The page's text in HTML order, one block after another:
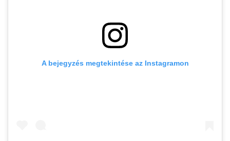
A bejegyzés megtekintése az Instagramon